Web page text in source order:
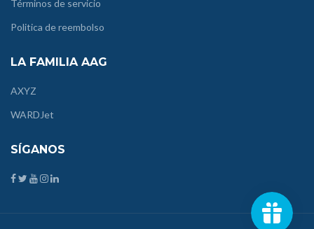
Términos de servicio
Politica de reembolso
LA FAMILIA AAG
AXYZ
WARDJet
SÍGANOS